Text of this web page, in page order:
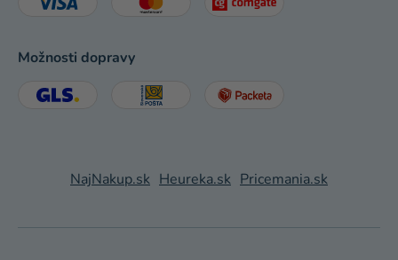
Možnosti dopravy
NajNakup.sk Heureka.sk Pricemania.sk